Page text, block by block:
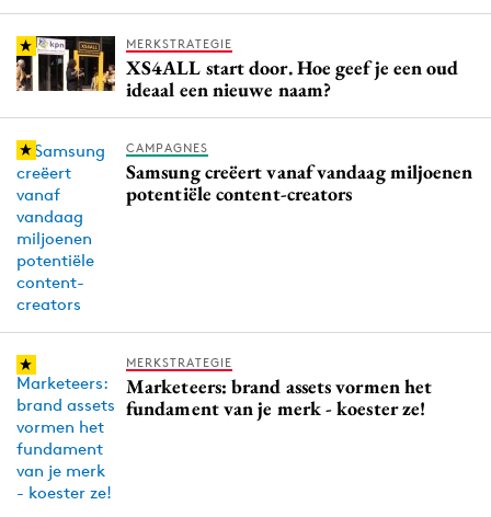
MERKSTRATEGIE
XS4ALL start door. Hoe geef je een oud
ideaal een nieuwe naam?
CAMPAGNES
Samsung creëert vanaf vandaag miljoenen
potentiële content-creators
MERKSTRATEGIE
Marketeers: brand assets vormen het
fundament van je merk - koester ze!